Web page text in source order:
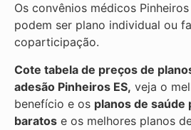
Os convênios médicos
podem ser plano individual ou
coparticipação.
Cote tabela de preços de
adesão Pinheiros ES, veja o
benefício e os planos de saúde
baratos e os melhores planos